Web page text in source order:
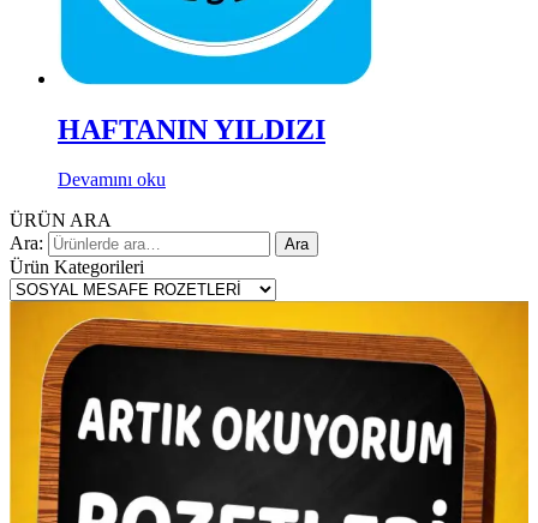
HAFTANIN YILDIZI
Devamını oku
ÜRÜN ARA
Ara:
Ara
Ürün Kategorileri